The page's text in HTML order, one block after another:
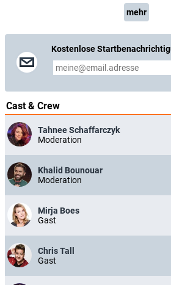
mehr
Kostenlose
Cast & Crew
Tahnee Schaffarczyk
Moderation
Khalid Bounouar
Moderation
Mirja Boes
Gast
Chris Tall
Gast